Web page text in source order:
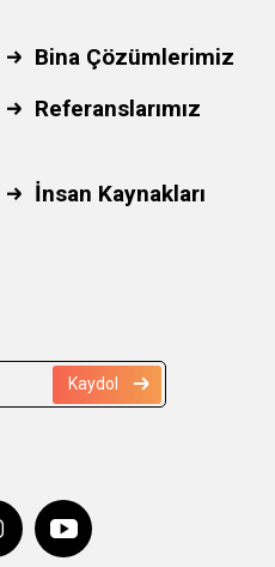
Bina Çözümlerimiz
Referanslarımız
İnsan Kaynakları
Kaydol